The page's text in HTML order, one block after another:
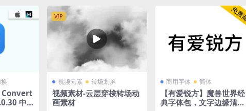
中
VIP
视频元素 转场划屏
视频素材-云层穿梭转场动
画素材
商用字体 简体
【有爱锐方】魔兽世界经
典字体包，文字边缘清晰